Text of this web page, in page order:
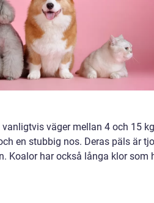
väger mellan 4 och 15
en stubbig nos. Deras päls är
Koalor har också långa klor som